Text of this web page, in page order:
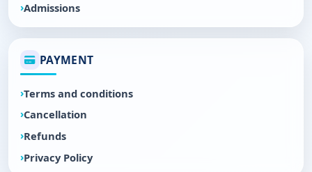
Admissions
PAYMENT
Terms and conditions
Cancellation
Refunds
Privacy Policy